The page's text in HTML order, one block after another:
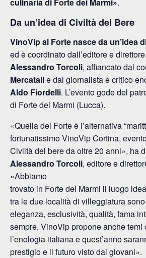
Da un’idea di Civiltà del Bere
VinoVip al Forte nasce da un’idea
ed è coordinato dall’editore e
Alessandro Torcoli, affiancato dal
Mercatalie dal giornalista e critico
Aldo Fiordelli. L’evento gode del
di Forte dei Marmi (Lucca).
«Quella del Forte è l’alternativa
fortunatissimo VinoVip Cortina,
Civiltà del bere da oltre 20 anni», ha
Alessandro Torcoli, editore e
«Abbiamo
trovato in Forte dei Marmi il luogo
tra le due località di villeggiatura
eleganza, esclusività, qualità, fama
sempre, VinoVip propone anche temi
l’enologia italiana e quest’anno
prestigio e il futuro visto dai giovani».